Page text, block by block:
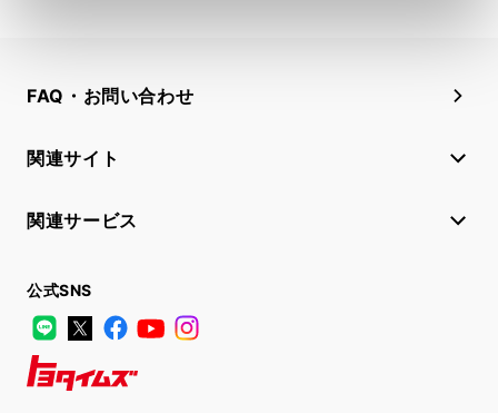
FAQ・お問い合わせ
関連サイト
関連サービス
公式SNS
LINE
X FacebookYouTube